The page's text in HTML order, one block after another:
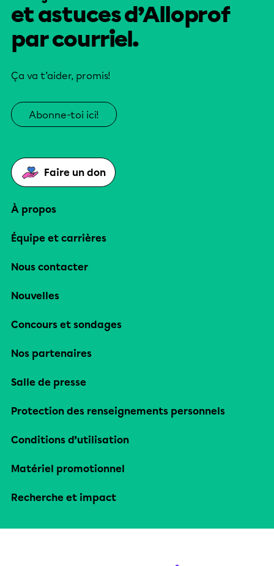
et astuces d’Alloprof
par courriel.
Ça va t’aider, promis!
Abonne-toi ici!
Faire un don
À propos
Équipe et carrières
Nous contacter
Nouvelles
Concours et sondages
Nos partenaires
Salle de presse
Protection des renseignements personnels
Conditions d’utilisation
Matériel promotionnel
Recherche et impact